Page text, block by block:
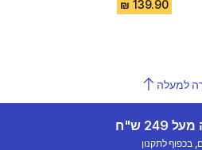
למעלה
ש"ח
בכפוף לתקנון